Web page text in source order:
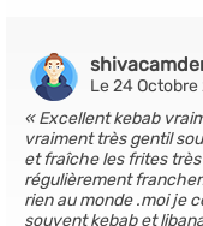
Le 24 Octobre
Excellent kebab
vraiment très gentil
et fraîche les frites
régulièrement
rien au monde .moi je
souvent kebab et